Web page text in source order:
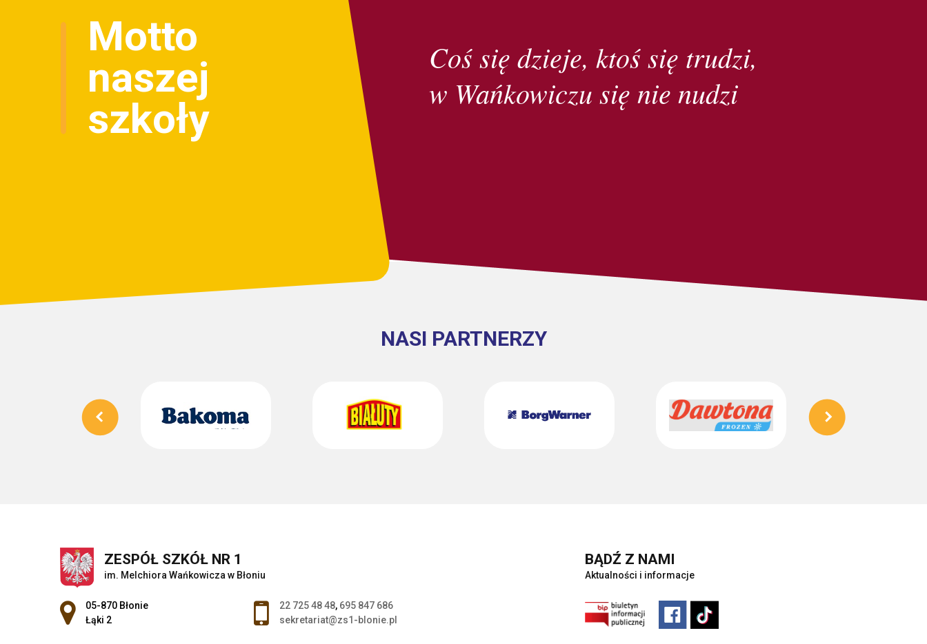
Coś się dzieje, ktoś się trudzi,
w Wańkowiczu się nie nudzi
Motto
naszej
szkoły
NASI PARTNERZY
ZESPÓŁ SZKÓŁ NR 1
im. Melchiora Wańkowicza w Błoniu
Adres pocztowy:
05-870 Błonie
Łąki 2
22 725 48 48, 695 847 686
sekretariat@zs1-blonie.pl
BĄDŹ Z NAMI
Aktualności i informacje